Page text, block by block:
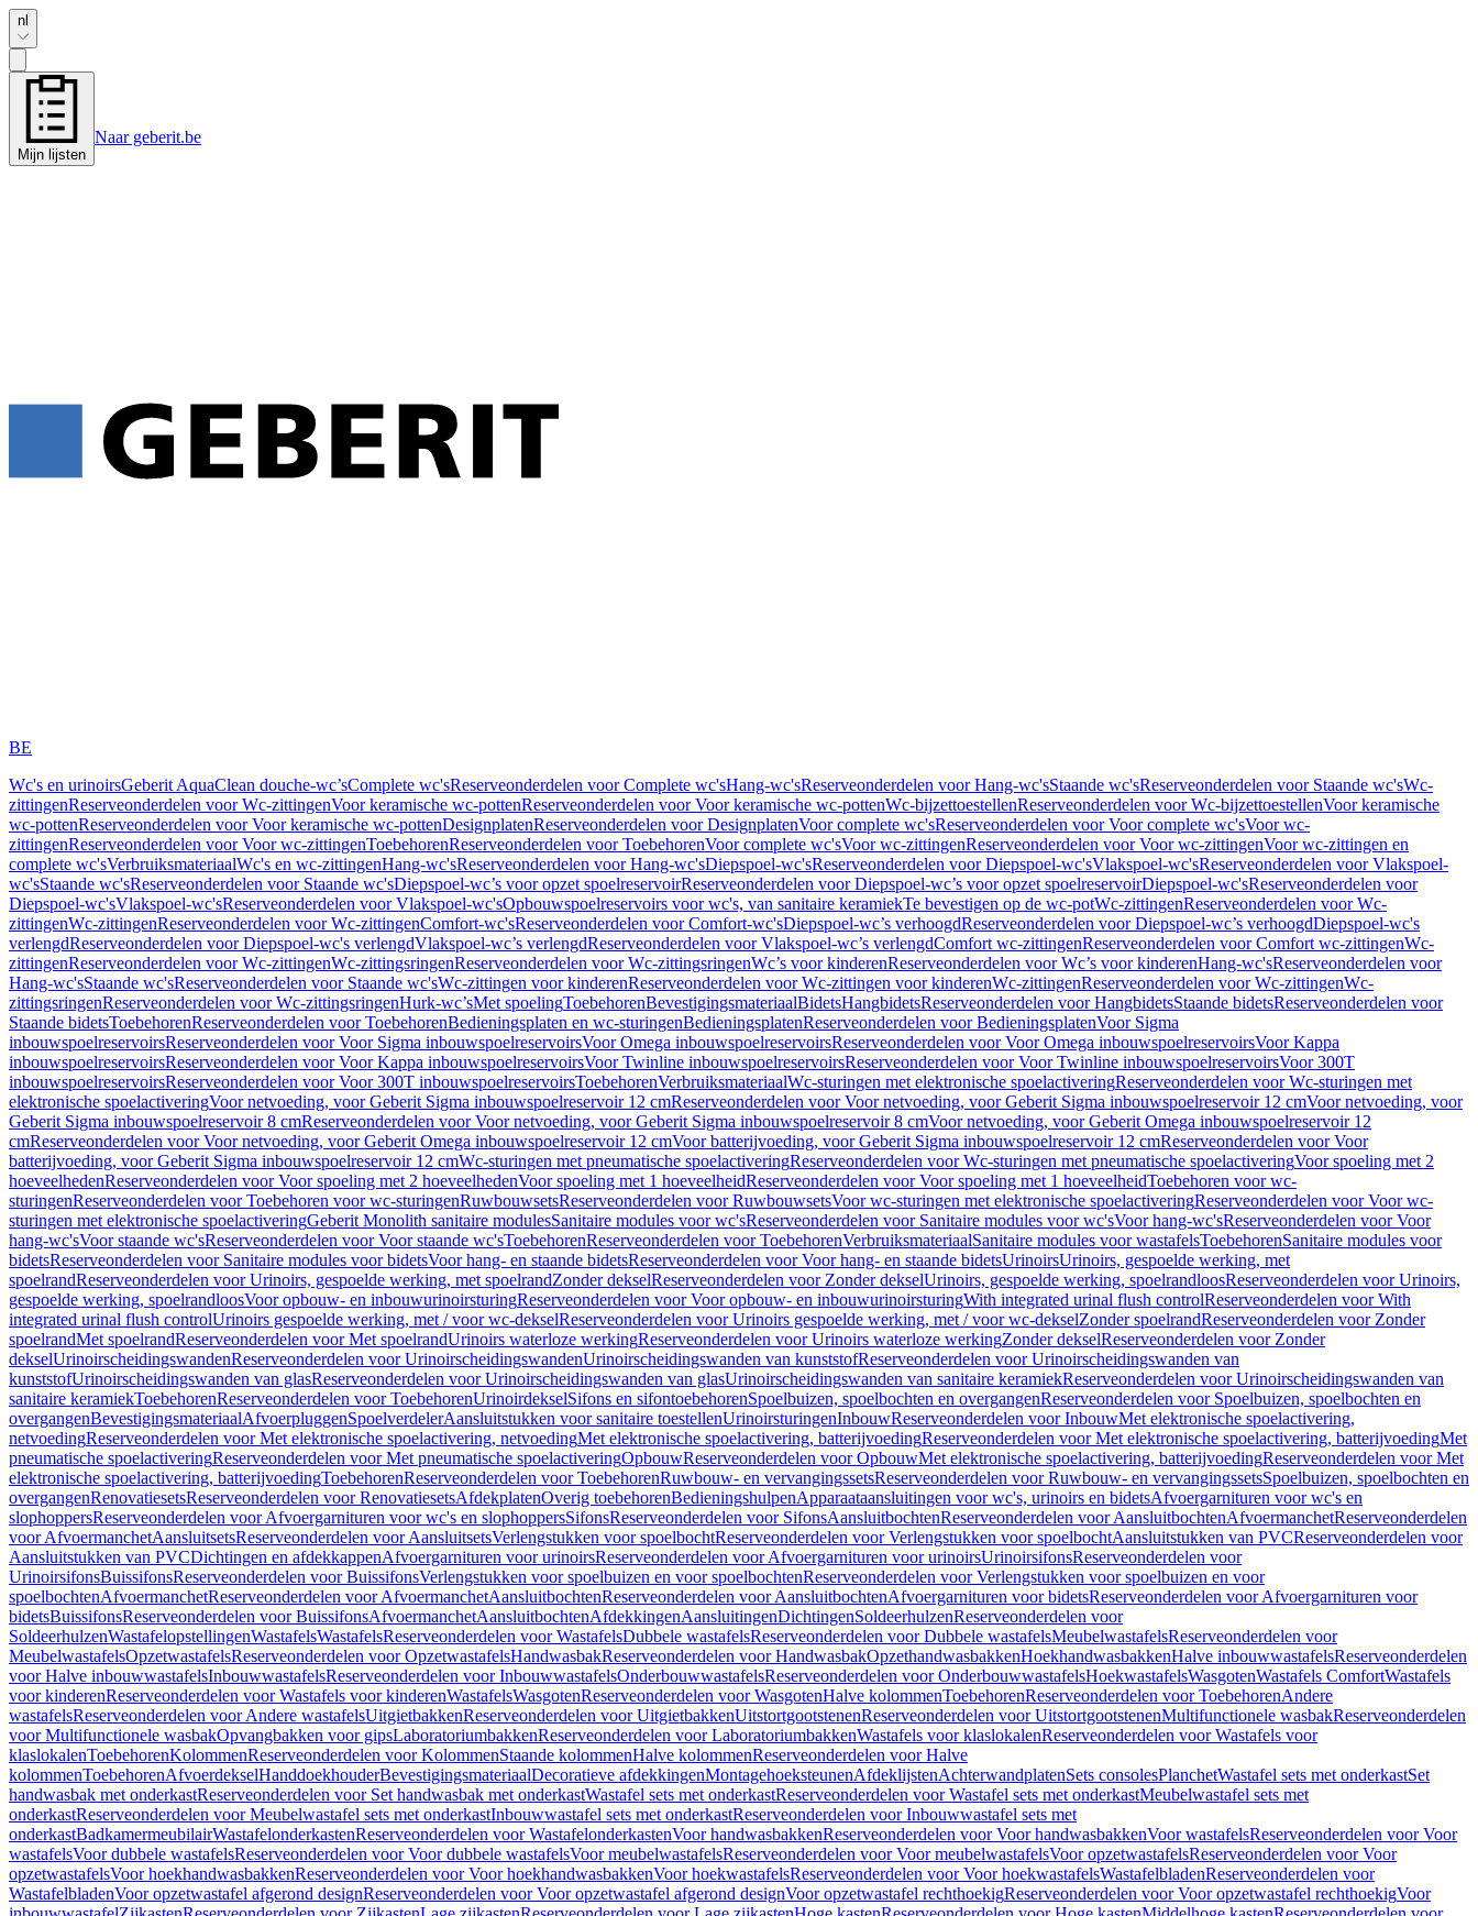
nl
Mijn lijsten
Naar geberit.be
BE
Wc's en urinoirsGeberit AquaClean douche-wc’sComplete wc'sReserveonderdelen voor Complete wc'sHang-wc'sReserveonderdelen voor Hang-wc'sStaande wc'sReserveonderdelen voor Staande wc'sWc-
zittingenReserveonderdelen voor Wc-zittingenVoor keramische wc-pottenReserveonderdelen voor Voor keramische wc-pottenWc-bijzettoestellenReserveonderdelen voor Wc-bijzettoestellenVoor keramische
wc-pottenReserveonderdelen voor Voor keramische wc-pottenDesignplatenReserveonderdelen voor DesignplatenVoor complete wc'sReserveonderdelen voor Voor complete wc'sVoor wc-
zittingenReserveonderdelen voor Voor wc-zittingenToebehorenReserveonderdelen voor ToebehorenVoor complete wc'sVoor wc-zittingenReserveonderdelen voor Voor wc-zittingenVoor wc-zittingen en
complete wc'sVerbruiksmateriaalWc's en wc-zittingenHang-wc'sReserveonderdelen voor Hang-wc'sDiepspoel-wc'sReserveonderdelen voor Diepspoel-wc'sVlakspoel-wc'sReserveonderdelen voor Vlakspoel-
wc'sStaande wc'sReserveonderdelen voor Staande wc'sDiepspoel-wc’s voor opzet spoelreservoirReserveonderdelen voor Diepspoel-wc’s voor opzet spoelreservoirDiepspoel-wc'sReserveonderdelen voor
Diepspoel-wc'sVlakspoel-wc'sReserveonderdelen voor Vlakspoel-wc'sOpbouwspoelreservoirs voor wc's, van sanitaire keramiekTe bevestigen op de wc-potWc-zittingenReserveonderdelen voor Wc-
zittingenWc-zittingenReserveonderdelen voor Wc-zittingenComfort-wc'sReserveonderdelen voor Comfort-wc'sDiepspoel-wc’s verhoogdReserveonderdelen voor Diepspoel-wc’s verhoogdDiepspoel-wc's
verlengdReserveonderdelen voor Diepspoel-wc's verlengdVlakspoel-wc’s verlengdReserveonderdelen voor Vlakspoel-wc’s verlengdComfort wc-zittingenReserveonderdelen voor Comfort wc-zittingenWc-
zittingenReserveonderdelen voor Wc-zittingenWc-zittingsringenReserveonderdelen voor Wc-zittingsringenWc’s voor kinderenReserveonderdelen voor Wc’s voor kinderenHang-wc'sReserveonderdelen voor
Hang-wc'sStaande wc'sReserveonderdelen voor Staande wc'sWc-zittingen voor kinderenReserveonderdelen voor Wc-zittingen voor kinderenWc-zittingenReserveonderdelen voor Wc-zittingenWc-
zittingsringenReserveonderdelen voor Wc-zittingsringenHurk-wc’sMet spoelingToebehorenBevestigingsmateriaalBidetsHangbidetsReserveonderdelen voor HangbidetsStaande bidetsReserveonderdelen voor
Staande bidetsToebehorenReserveonderdelen voor ToebehorenBedieningsplaten en wc-sturingenBedieningsplatenReserveonderdelen voor BedieningsplatenVoor Sigma
inbouwspoelreservoirsReserveonderdelen voor Voor Sigma inbouwspoelreservoirsVoor Omega inbouwspoelreservoirsReserveonderdelen voor Voor Omega inbouwspoelreservoirsVoor Kappa
inbouwspoelreservoirsReserveonderdelen voor Voor Kappa inbouwspoelreservoirsVoor Twinline inbouwspoelreservoirsReserveonderdelen voor Voor Twinline inbouwspoelreservoirsVoor 300T
inbouwspoelreservoirsReserveonderdelen voor Voor 300T inbouwspoelreservoirsToebehorenVerbruiksmateriaalWc-sturingen met elektronische spoelactiveringReserveonderdelen voor Wc-sturingen met
elektronische spoelactiveringVoor netvoeding, voor Geberit Sigma inbouwspoelreservoir 12 cmReserveonderdelen voor Voor netvoeding, voor Geberit Sigma inbouwspoelreservoir 12 cmVoor netvoeding, voor
Geberit Sigma inbouwspoelreservoir 8 cmReserveonderdelen voor Voor netvoeding, voor Geberit Sigma inbouwspoelreservoir 8 cmVoor netvoeding, voor Geberit Omega inbouwspoelreservoir 12
cmReserveonderdelen voor Voor netvoeding, voor Geberit Omega inbouwspoelreservoir 12 cmVoor batterijvoeding, voor Geberit Sigma inbouwspoelreservoir 12 cmReserveonderdelen voor Voor
batterijvoeding, voor Geberit Sigma inbouwspoelreservoir 12 cmWc-sturingen met pneumatische spoelactiveringReserveonderdelen voor Wc-sturingen met pneumatische spoelactiveringVoor spoeling met 2
hoeveelhedenReserveonderdelen voor Voor spoeling met 2 hoeveelhedenVoor spoeling met 1 hoeveelheidReserveonderdelen voor Voor spoeling met 1 hoeveelheidToebehoren voor wc-
sturingenReserveonderdelen voor Toebehoren voor wc-sturingenRuwbouwsetsReserveonderdelen voor RuwbouwsetsVoor wc-sturingen met elektronische spoelactiveringReserveonderdelen voor Voor wc-
sturingen met elektronische spoelactiveringGeberit Monolith sanitaire modulesSanitaire modules voor wc'sReserveonderdelen voor Sanitaire modules voor wc'sVoor hang-wc'sReserveonderdelen voor Voor
hang-wc'sVoor staande wc'sReserveonderdelen voor Voor staande wc'sToebehorenReserveonderdelen voor ToebehorenVerbruiksmateriaalSanitaire modules voor wastafelsToebehorenSanitaire modules voor
bidetsReserveonderdelen voor Sanitaire modules voor bidetsVoor hang- en staande bidetsReserveonderdelen voor Voor hang- en staande bidetsUrinoirsUrinoirs, gespoelde werking, met
spoelrandReserveonderdelen voor Urinoirs, gespoelde werking, met spoelrandZonder dekselReserveonderdelen voor Zonder dekselUrinoirs, gespoelde werking, spoelrandloosReserveonderdelen voor Urinoirs,
gespoelde werking, spoelrandloosVoor opbouw- en inbouwurinoirsturingReserveonderdelen voor Voor opbouw- en inbouwurinoirsturingWith integrated urinal flush controlReserveonderdelen voor With
integrated urinal flush controlUrinoirs gespoelde werking, met / voor wc-dekselReserveonderdelen voor Urinoirs gespoelde werking, met / voor wc-dekselZonder spoelrandReserveonderdelen voor Zonder
spoelrandMet spoelrandReserveonderdelen voor Met spoelrandUrinoirs waterloze werkingReserveonderdelen voor Urinoirs waterloze werkingZonder dekselReserveonderdelen voor Zonder
dekselUrinoirscheidingswandenReserveonderdelen voor UrinoirscheidingswandenUrinoirscheidingswanden van kunststofReserveonderdelen voor Urinoirscheidingswanden van
kunststofUrinoirscheidingswanden van glasReserveonderdelen voor Urinoirscheidingswanden van glasUrinoirscheidingswanden van sanitaire keramiekReserveonderdelen voor Urinoirscheidingswanden van
sanitaire keramiekToebehorenReserveonderdelen voor ToebehorenUrinoirdekselSifons en sifontoebehorenSpoelbuizen, spoelbochten en overgangenReserveonderdelen voor Spoelbuizen, spoelbochten en
overgangenBevestigingsmateriaalAfvoerpluggenSpoelverdelerAansluitstukken voor sanitaire toestellenUrinoirsturingenInbouwReserveonderdelen voor InbouwMet elektronische spoelactivering,
netvoedingReserveonderdelen voor Met elektronische spoelactivering, netvoedingMet elektronische spoelactivering, batterijvoedingReserveonderdelen voor Met elektronische spoelactivering, batterijvoedingMet
pneumatische spoelactiveringReserveonderdelen voor Met pneumatische spoelactiveringOpbouwReserveonderdelen voor OpbouwMet elektronische spoelactivering, batterijvoedingReserveonderdelen voor Met
elektronische spoelactivering, batterijvoedingToebehorenReserveonderdelen voor ToebehorenRuwbouw- en vervangingssetsReserveonderdelen voor Ruwbouw- en vervangingssetsSpoelbuizen, spoelbochten en
overgangenRenovatiesetsReserveonderdelen voor RenovatiesetsAfdekplatenOverig toebehorenBedieningshulpenApparaataansluitingen voor wc's, urinoirs en bidetsAfvoergarnituren voor wc's en
slophoppersReserveonderdelen voor Afvoergarnituren voor wc's en slophoppersSifonsReserveonderdelen voor SifonsAansluitbochtenReserveonderdelen voor AansluitbochtenAfvoermanchetReserveonderdelen
voor AfvoermanchetAansluitsetsReserveonderdelen voor AansluitsetsVerlengstukken voor spoelbochtReserveonderdelen voor Verlengstukken voor spoelbochtAansluitstukken van PVCReserveonderdelen voor
Aansluitstukken van PVCDichtingen en afdekkappenAfvoergarnituren voor urinoirsReserveonderdelen voor Afvoergarnituren voor urinoirsUrinoirsifonsReserveonderdelen voor
UrinoirsifonsBuissifonsReserveonderdelen voor BuissifonsVerlengstukken voor spoelbuizen en voor spoelbochtenReserveonderdelen voor Verlengstukken voor spoelbuizen en voor
spoelbochtenAfvoermanchetReserveonderdelen voor AfvoermanchetAansluitbochtenReserveonderdelen voor AansluitbochtenAfvoergarnituren voor bidetsReserveonderdelen voor Afvoergarnituren voor
bidetsBuissifonsReserveonderdelen voor BuissifonsAfvoermanchetAansluitbochtenAfdekkingenAansluitingenDichtingenSoldeerhulzenReserveonderdelen voor
SoldeerhulzenWastafelopstellingenWastafelsWastafelsReserveonderdelen voor WastafelsDubbele wastafelsReserveonderdelen voor Dubbele wastafelsMeubelwastafelsReserveonderdelen voor
MeubelwastafelsOpzetwastafelsReserveonderdelen voor OpzetwastafelsHandwasbakReserveonderdelen voor HandwasbakOpzethandwasbakkenHoekhandwasbakkenHalve inbouwwastafelsReserveonderdelen
voor Halve inbouwwastafelsInbouwwastafelsReserveonderdelen voor InbouwwastafelsOnderbouwwastafelsReserveonderdelen voor OnderbouwwastafelsHoekwastafelsWasgotenWastafels ComfortWastafels
voor kinderenReserveonderdelen voor Wastafels voor kinderenWastafelsWasgotenReserveonderdelen voor WasgotenHalve kolommenToebehorenReserveonderdelen voor ToebehorenAndere
wastafelsReserveonderdelen voor Andere wastafelsUitgietbakkenReserveonderdelen voor UitgietbakkenUitstortgootstenenReserveonderdelen voor UitstortgootstenenMultifunctionele wasbakReserveonderdelen
voor Multifunctionele wasbakOpvangbakken voor gipsLaboratoriumbakkenReserveonderdelen voor LaboratoriumbakkenWastafels voor klaslokalenReserveonderdelen voor Wastafels voor
klaslokalenToebehorenKolommenReserveonderdelen voor KolommenStaande kolommenHalve kolommenReserveonderdelen voor Halve
kolommenToebehorenAfvoerdekselHanddoekhouderBevestigingsmateriaalDecoratieve afdekkingenMontagehoeksteunenAfdeklijstenAchterwandplatenSets consolesPlanchetWastafel sets met onderkastSet
handwasbak met onderkastReserveonderdelen voor Set handwasbak met onderkastWastafel sets met onderkastReserveonderdelen voor Wastafel sets met onderkastMeubelwastafel sets met
onderkastReserveonderdelen voor Meubelwastafel sets met onderkastInbouwwastafel sets met onderkastReserveonderdelen voor Inbouwwastafel sets met
onderkastBadkamermeubilairWastafelonderkastenReserveonderdelen voor WastafelonderkastenVoor handwasbakkenReserveonderdelen voor Voor handwasbakkenVoor wastafelsReserveonderdelen voor Voor
wastafelsVoor dubbele wastafelsReserveonderdelen voor Voor dubbele wastafelsVoor meubelwastafelsReserveonderdelen voor Voor meubelwastafelsVoor opzetwastafelsReserveonderdelen voor Voor
opzetwastafelsVoor hoekhandwasbakkenReserveonderdelen voor Voor hoekhandwasbakkenVoor hoekwastafelsReserveonderdelen voor Voor hoekwastafelsWastafelbladenReserveonderdelen voor
WastafelbladenVoor opzetwastafel afgerond designReserveonderdelen voor Voor opzetwastafel afgerond designVoor opzetwastafel rechthoekigReserveonderdelen voor Voor opzetwastafel rechthoekigVoor